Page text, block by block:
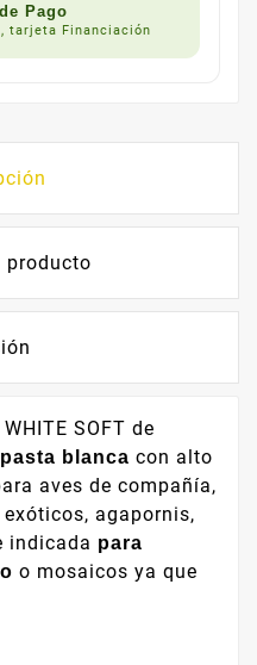
Pago
tarjeta Financiación
producto
SOFT de
pasta blanca con alto
aves de compañía,
agapornis,
indicada para
o mosaicos ya que